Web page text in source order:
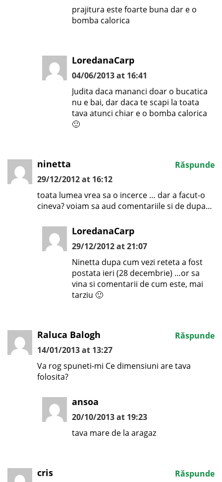
prajitura este foarte buna dar e o
bomba calorica
LoredanaCarp
04/06/2013 at 16:41
Judita daca mananci doar o bucatica
nu e bai, dar daca te scapi la toata
tava atunci chiar e o bomba calorica
🙂
ninetta
29/12/2012 at 16:12
toata lumea vrea sa o incerce … dar a facut-o
cineva? voiam sa aud comentariile si de dupa…
Răspunde
LoredanaCarp
29/12/2012 at 21:07
Ninetta dupa cum vezi reteta a fost
postata ieri (28 decembrie) …or sa
vina si comentarii de cum este, mai
tarziu 🙂
Raluca Balogh
14/01/2013 at 13:27
Va rog spuneti-mi Ce dimensiuni are tava
folosita?
Răspunde
ansoa
20/10/2013 at 19:23
tava mare de la aragaz
cris Răspunde